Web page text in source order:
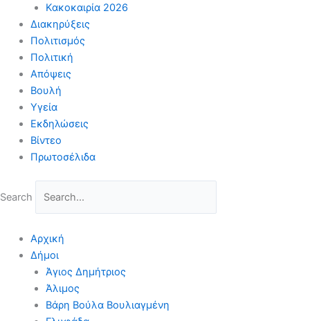
Κακοκαιρία 2026
Διακηρύξεις
Πολιτισμός
Πολιτική
Απόψεις
Βουλή
Υγεία
Εκδηλώσεις
Βίντεο
Πρωτοσέλιδα
Search
Αρχική
Δήμοι
Άγιος Δημήτριος
Άλιμος
Βάρη Βούλα Βουλιαγμένη